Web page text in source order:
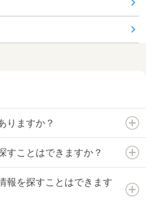
りますか？
すことはできますか？
報を探すことはできます